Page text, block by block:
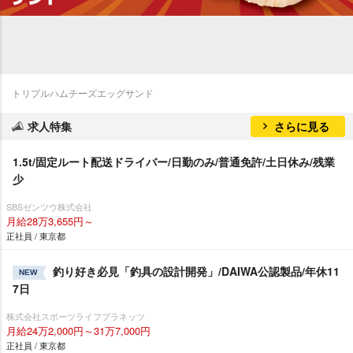
トリプルハムチーズエッグサンド
求人特集 さらに見る
1.5t/固定ルート配送ドライバー/日勤のみ/普通免許/土日休み/残業
少
SBSゼンツウ株式会社
月給28万3,655円～
正社員 / 東京都
NEW
釣り好き必見「釣具の設計開発」/DAIWA公認製品/年休11
7日
株式会社スポーツライフプラネッツ
月給24万2,000円～31万7,000円
正社員 / 東京都